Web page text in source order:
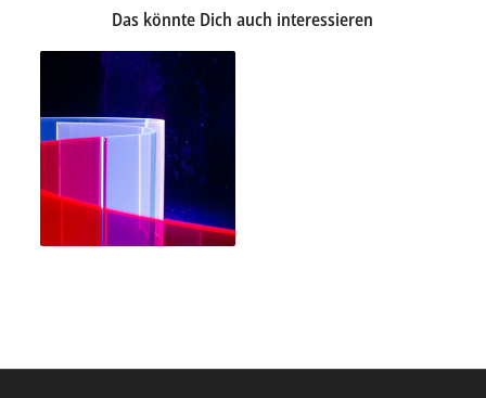
Das könnte Dich auch interessieren